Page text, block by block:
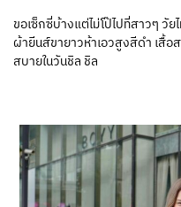
ขอเซ็กซี่บ้างแต่ไม่โป๊ไปที่สาวๆ วั
ผ้ายีนส์ขายาวห้าเอวสูงสีดำ เสื้อ
สบายในวันชิล ชิล